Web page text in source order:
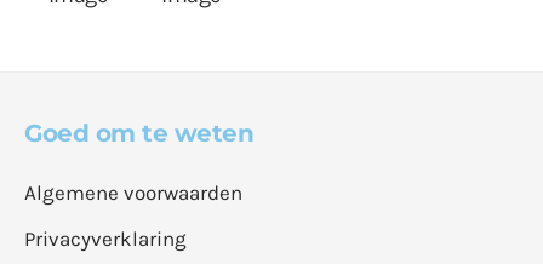
Goed om te weten
Algemene voorwaarden
Privacyverklaring